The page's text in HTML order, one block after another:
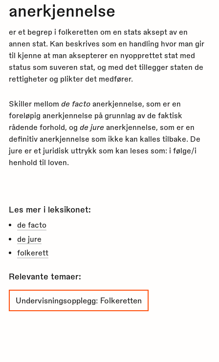
anerkjennelse
er et begrep i folkeretten om en stats aksept av en
annen stat. Kan beskrives som en handling hvor man gir
til kjenne at man aksepterer en nyopprettet stat med
status som suveren stat, og med det tillegger staten de
rettigheter og plikter det medfører.
Skiller mellom de factoanerkjennelse, som er en
foreløpig anerkjennelse på grunnlag av de faktisk
rådende forhold, og de jureanerkjennelse, som er en
definitiv anerkjennelse som ikke kan kalles tilbake. De
jure er et juridisk uttrykk som kan leses som: i følge/i
henhold til loven.
Les mer i leksikonet:
de facto
de jure
folkerett
Relevante temaer:
Undervisningsopplegg: Folkeretten